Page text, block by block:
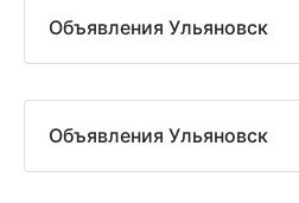
Объявления Ульяновск
Объявления Ульяновск